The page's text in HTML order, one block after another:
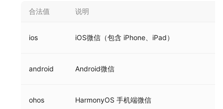
合法值 说明
ios iOS微信（包含 iPhone、iPad）
android Android微信
ohos HarmonyOS 手机端微信